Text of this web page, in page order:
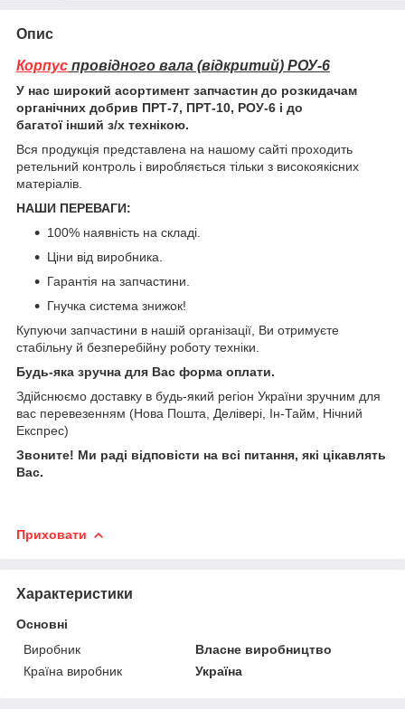
Опис
Корпус провідного вала (відкритий) РОУ-6
У нас широкий асортимент запчастин до розкидачам
органічних добрив ПРТ-7, ПРТ-10, РОУ-6 і до
багатої інший з/х технікою.
Вся продукція представлена на нашому сайті проходить
ретельний контроль і виробляється тільки з високоякісних
матеріалів.
НАШИ ПЕРЕВАГИ:
100% наявність на складі.
Ціни від виробника.
Гарантія на запчастини.
Гнучка система знижок!
Купуючи запчастини в нашій організації, Ви отримуєте
стабільну й безперебійну роботу техніки.
Будь-яка зручна для Вас форма оплати.
Здійснюємо доставку в будь-який регіон України зручним для
вас перевезенням (Нова Пошта, Делівері, Ін-Тайм, Нічний
Експрес)
Звоните! Ми раді відповісти на всі питання, які цікавлять
Вас.
Приховати
Характеристики
Основні
Виробник
Власне виробництво
Країна виробник
Україна